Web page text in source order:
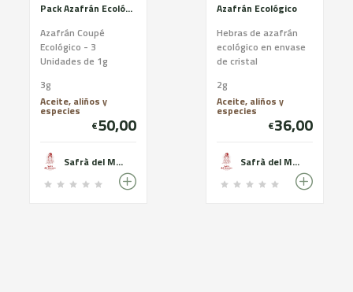
Pack Azafrán Ecológico
Azafrán Coupé
Ecológico - 3
Unidades de 1g
3g
Aceite, aliños y
especies
€50,00
Safrà del Montsec
Azafrán Ecológico
Hebras de azafrán
ecológico en envase
de cristal
2g
Aceite, aliños y
especies
€36,00
Safrà del Montsec